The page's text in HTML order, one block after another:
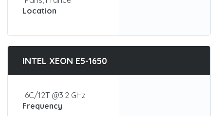
Location
INTEL XEON E5-1650
6C/12T @3.2 GHz
Frequency